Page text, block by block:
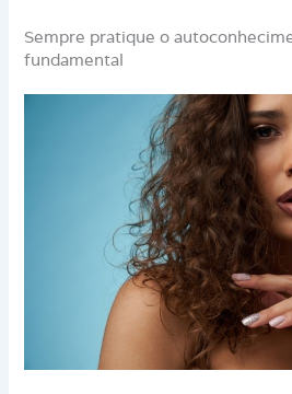
Sempre pratique o
fundamental